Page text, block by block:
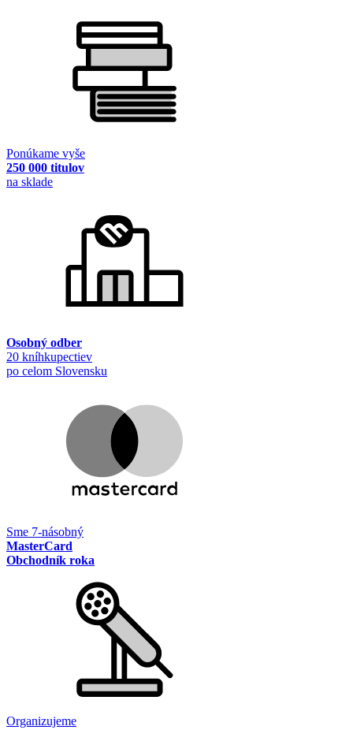
Ponúkame vyše
250 000 titulov
na sklade
Osobný odber
20 kníhkupectiev
po celom Slovensku
Sme 7-násobný
MasterCard
Obchodník roka
Organizujeme